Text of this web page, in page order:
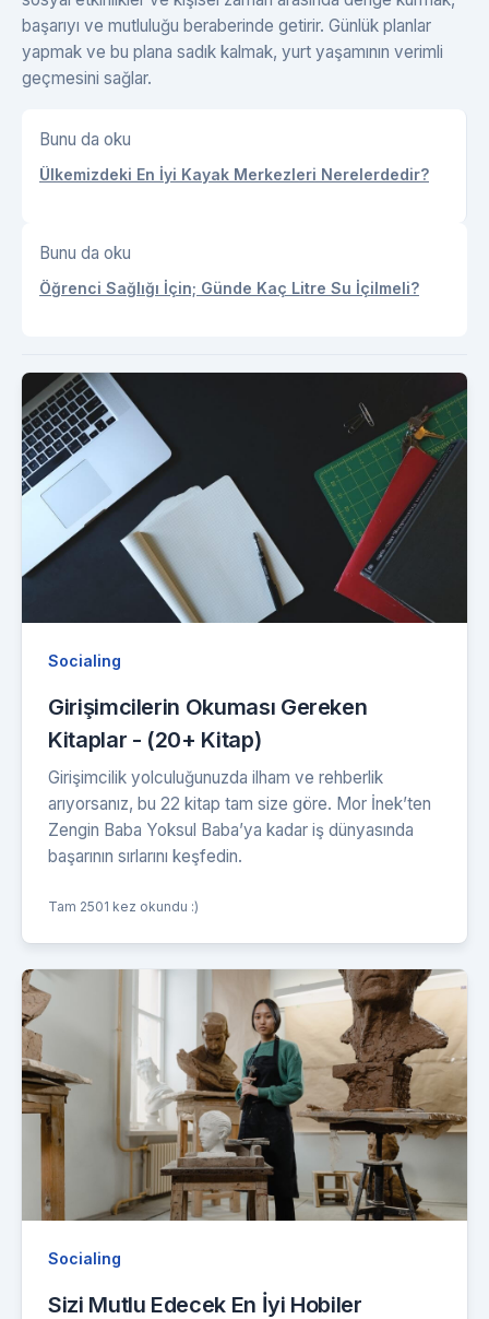
başarıyı ve mutluluğu beraberinde getirir. Günlük planlar
yapmak ve bu plana sadık kalmak, yurt yaşamının verimli
geçmesini sağlar.
Bunu da oku
Ülkemizdeki En İyi Kayak Merkezleri Nerelerdedir?
Bunu da oku
Öğrenci Sağlığı İçin; Günde Kaç Litre Su İçilmeli?
Socialing
Girişimcilerin Okuması Gereken
Kitaplar - (20+ Kitap)
Girişimcilik yolculuğunuzda ilham ve rehberlik
arıyorsanız, bu 22 kitap tam size göre. Mor İnek’ten
Zengin Baba Yoksul Baba’ya kadar iş dünyasında
başarının sırlarını keşfedin.
Tam 2501 kez okundu :)
Socialing
Sizi Mutlu Edecek En İyi Hobiler